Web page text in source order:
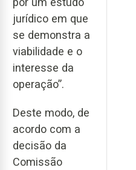
jurídico em que
se demonstra a
viabilidade e o
interesse da
operação”.
Deste modo, de
acordo com a
decisão da
Comissão